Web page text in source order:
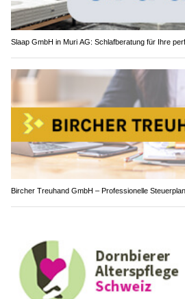
Slaap GmbH in Muri AG: Schlafberatung für Ihre
Bircher Treuhand GmbH – Professionelle